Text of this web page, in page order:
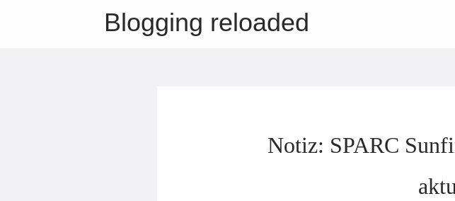
Blogging reloaded
Notiz: SPARC